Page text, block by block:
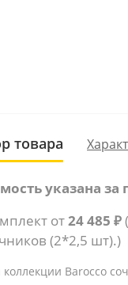
товара
указана за
от24 485 ₽
(2*2,5 шт).)
Barocco